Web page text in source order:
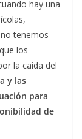
hay una
tenemos
los
la caída del
y las
para
de